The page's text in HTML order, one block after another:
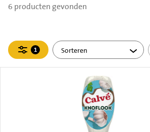
6 producten gevonden
Filteren
1
actief